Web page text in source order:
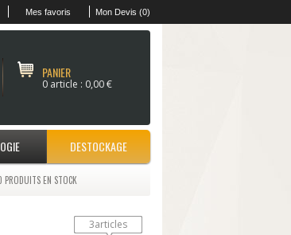
Mes favoris Mon Devis (0)
PANIER
0 article : 0,00 €
DESTOCKAGE
EN STOCK
3articles